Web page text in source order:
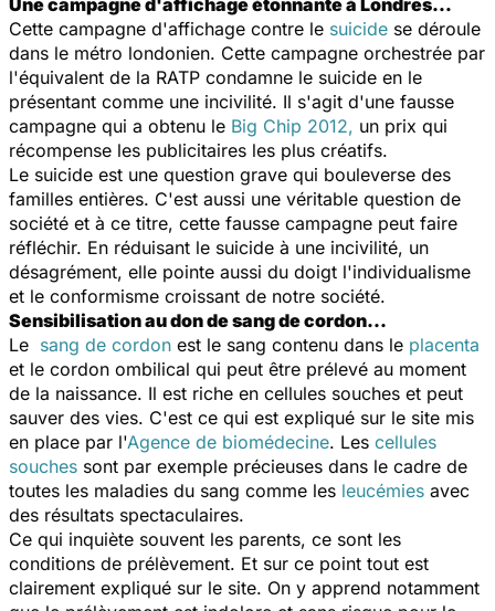
Cette campagne d'affichage contre le suicide se déroule
dans le métro londonien. Cette campagne orchestrée par
l'équivalent de la RATP condamne le suicide en le
présentant comme une incivilité. Il s'agit d'une fausse
campagne qui a obtenu le Big Chip 2012, un prix qui
récompense les publicitaires les plus créatifs.
Le suicide est une question grave qui bouleverse des
familles entières. C'est aussi une véritable question de
société et à ce titre, cette fausse campagne peut faire
réfléchir. En réduisant le suicide à une incivilité, un
désagrément, elle pointe aussi du doigt l'individualisme
et le conformisme croissant de notre société.
Sensibilisation au don de sang de cordon...
Le sang de cordon est le sang contenu dans le placenta
et le cordon ombilical qui peut être prélevé au moment
de la naissance. Il est riche en cellules souches et peut
sauver des vies. C'est ce qui est expliqué sur le site mis
en place par l'Agence de biomédecine. Les cellules
souches sont par exemple précieuses dans le cadre de
toutes les maladies du sang comme les leucémies avec
des résultats spectaculaires.
Ce qui inquiète souvent les parents, ce sont les
conditions de prélèvement. Et sur ce point tout est
clairement expliqué sur le site. On y apprend notamment